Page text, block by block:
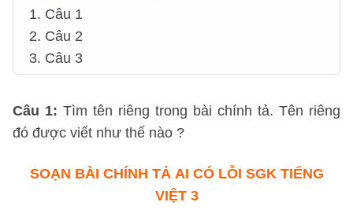
1. Câu 1
2. Câu 2
3. Câu 3
Câu 1: Tìm tên riêng trong bài chính tả. Tên riêng
đó được viết như thế nào ?
SOẠN BÀI CHÍNH TẢ AI CÓ LỖI SGK TIẾNG
VIỆT 3